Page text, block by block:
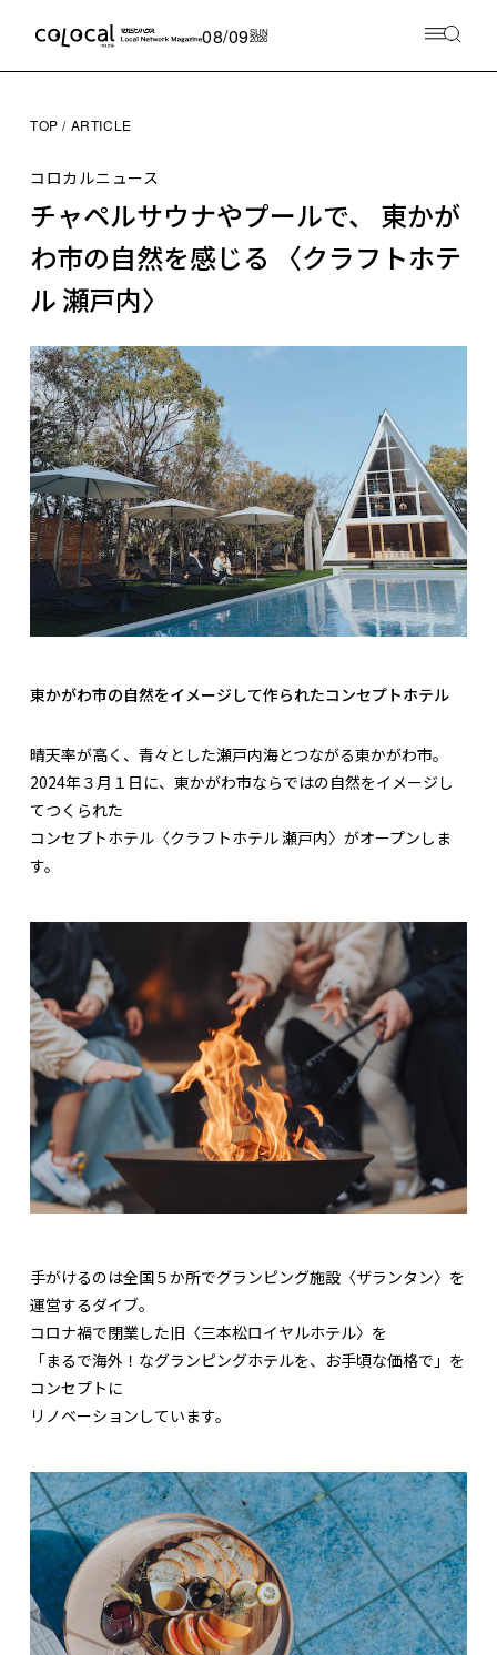
08/09SUN
2026
TOP ARTICLE
コロカルニュース
チャペルサウナやプールで、 東かが
わ市の自然を感じる 〈クラフトホテ
ル 瀬戸内〉
東かがわ市の自然をイメージして作られたコンセプトホテル
晴天率が高く、青々とした瀬戸内海とつながる東かがわ市。
2024年３月１日に、東かがわ市ならではの自然をイメージし
てつくられた
コンセプトホテル〈クラフトホテル 瀬戸内〉がオープンしま
す。
手がけるのは全国５か所でグランピング施設〈ザランタン〉を
運営するダイブ。
コロナ禍で閉業した旧〈三本松ロイヤルホテル〉を
「まるで海外！なグランピングホテルを、お手頃な価格で」を
コンセプトに
リノベーションしています。